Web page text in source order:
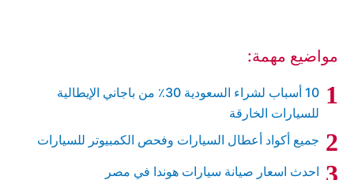
مواضيع مهمة:
10 أسباب لشراء السعودية 30٪ من باجاني الإيطالية
للسيارات الخارقة
جميع أكواد أعطال السيارات وفحص الكمبيوتر للسيارات
احدث اسعار صيانة سيارات هوندا في مصر